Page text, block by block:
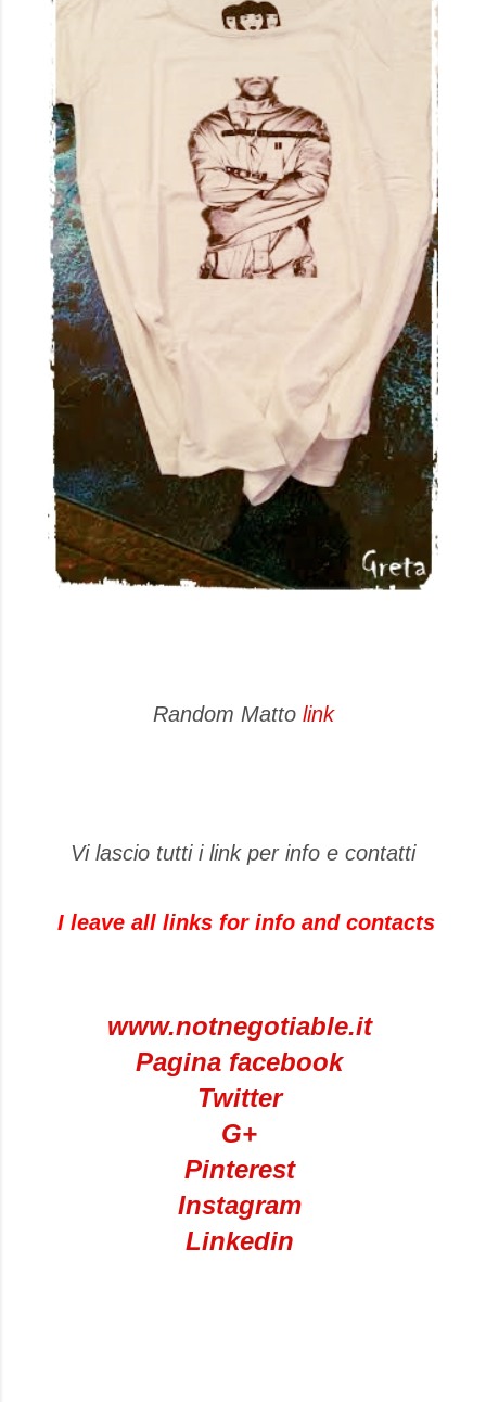
Random Matto link
Vi lascio tutti i link per info e contatti
I leave all links for info and contacts
www.notnegotiable.it
Pagina facebook
Twitter
G+
Pinterest
Instagram
Linkedin